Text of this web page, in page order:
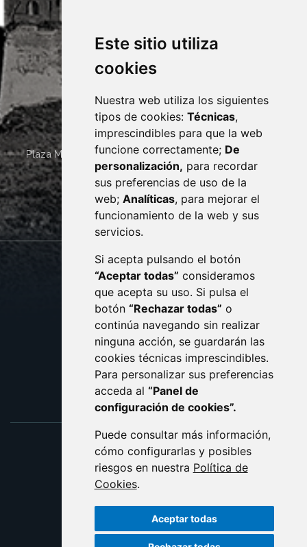
Este sitio utiliza
cookies
Nuestra web utiliza los siguientes
tipos de cookies: Técnicas,
imprescindibles para que la web
funcione correctamente; De
personalización, para recordar
sus preferencias de uso de la
web; Analíticas, para mejorar el
funcionamiento de la web y sus
servicios.
Si acepta pulsando el botón
“Aceptar todas” consideramos
que acepta su uso. Si pulsa el
botón “Rechazar todas” o
continúa navegando sin realizar
ninguna acción, se guardarán las
cookies técnicas imprescindibles.
Para personalizar sus preferencias
acceda al “Panel de
configuración de cookies”.
Puede consultar más información,
cómo configurarlas y posibles
riesgos en nuestra Política de
Cookies.
Aceptar todas
Plaza Mayor 4 22400 MONZÓN - ARAGÓN (ESPAÑA)
· (34) 974 400 700 ·
sac@monzon.es
monzon.es
CONTACTO
AVISO LEGAL
PROTECCIÓN DE DATOS
POLÍTICA DE COOKIES
ACCESIBILIDAD
ENLACE EXTERNO AL